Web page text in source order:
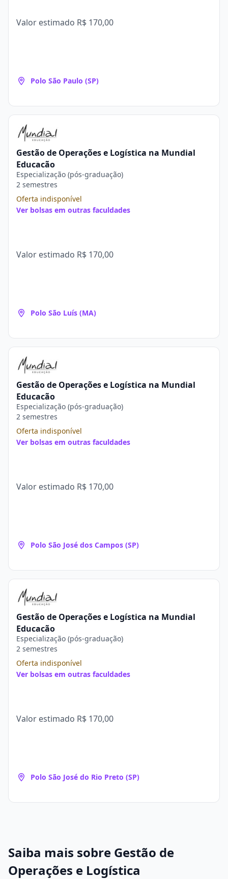
Valor estimado R$ 170,00
Polo São Paulo (SP)
Gestão de Operações e Logística na Mundial
Educação
Especialização (pós-graduação)
2 semestres
Oferta indisponível
Ver bolsas em outras faculdades
Valor estimado R$ 170,00
Polo São Luís (MA)
Gestão de Operações e Logística na Mundial
Educação
Especialização (pós-graduação)
2 semestres
Oferta indisponível
Ver bolsas em outras faculdades
Valor estimado R$ 170,00
Polo São José dos Campos (SP)
Gestão de Operações e Logística na Mundial
Educação
Especialização (pós-graduação)
2 semestres
Oferta indisponível
Ver bolsas em outras faculdades
Valor estimado R$ 170,00
Polo São José do Rio Preto (SP)
Saiba mais sobre Gestão de
Operações e Logística